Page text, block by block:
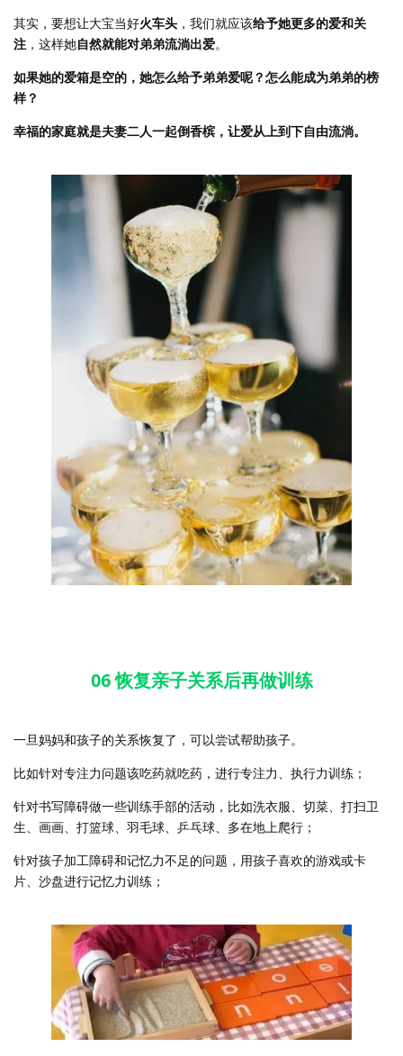
其实，要想让大宝当好火车头 ，我们就应该给予她更多的爱和关
注 ，这样她自然就能对弟弟流淌出爱。
如果她的爱箱是空的，她怎么给予弟弟爱呢？怎么能成为弟弟的榜
样？
幸福的家庭就是夫妻二人一起倒香槟，让爱从上到下自由流淌。
06 恢复亲子关系后再做训练
一旦妈妈和孩子的关系恢复了，可以尝试帮助孩子。
比如针对专注力问题该吃药就吃药，进行专注力、执行力训练；
针对书写障碍做一些训练手部的活动，比如洗衣服、切菜、打扫卫
生、画画、打篮球、羽毛球、乒乓球、多在地上爬行；
针对孩子加工障碍和记忆力不足的问题，用孩子喜欢的游戏或卡
片、沙盘进行记忆力训练；